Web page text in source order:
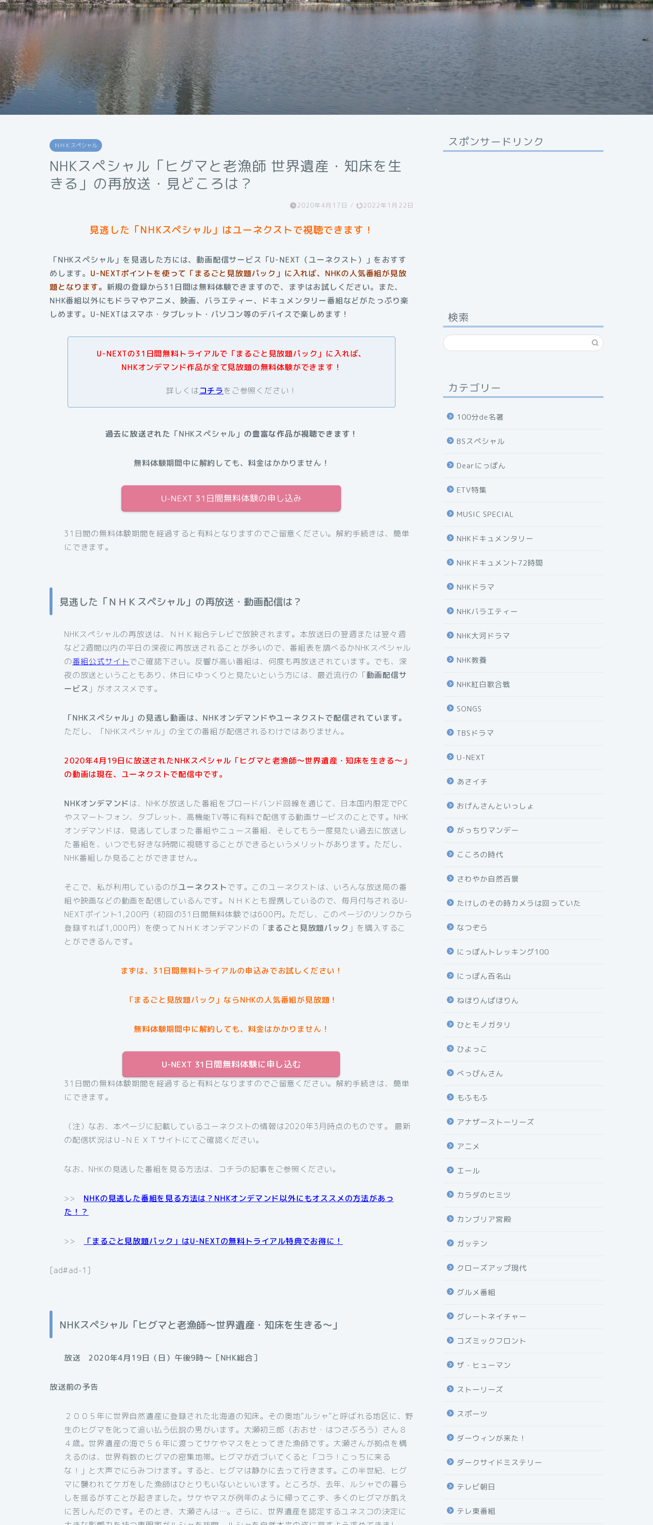
ＮＨＫスペシャル
NHKスペシャル「ヒグマと老漁師 世界遺産・知床を生
きる」の再放送・見どころは？
2020年4月17日 / 2022年1月22日
見逃した「NHKスペシャル」はユーネクストで視聴できます！
「NHKスペシャル」を見逃した方には、動画配信サービス「U-NEXT（ユーネクスト）」をおすす
めします。 U-NEXTポイントを使って「まるごと見放題パック」に入れば、NHKの人気番組が見放
題となります。 新規の登録から31日間は無料体験できますので、まずはお試しください。また、
NHK番組以外にもドラマやアニメ、映画、バラエティー、ドキュメンタリー番組などがたっぷり楽
しめます。 U-NEXTはスマホ・タブレット・パソコン等のデバイスで楽しめます！
U-NEXTの31日間無料トライアルで「まるごと見放題パック」に入れば、
NHKオンデマンド作品が全て見放題の無料体験ができます！
詳しくはコチラをご参照ください！
過去に放送された 「NHKスペシャル」 の豊富な作品が視聴できます！
無料体験期間中に解約しても、料金はかかりません！
U-NEXT 31日間無料体験の申し込み
31日間の無料体験期間を経過すると有料となりますのでご留意ください。解約手続きは、簡単
にできます。
見逃した「ＮＨＫスペシャル」の再放送・動画配信は？
NHKスペシャルの再放送は、ＮＨＫ総合テレビで放映されます。本放送日の翌週または翌々週
など2週間以内の平日の深夜に再放送されることが多いので、番組表を調べるかNHKスペシャル
の番組公式サイトでご確認下さい。反響が高い番組は、何度も再放送されています。でも、深
夜の放送ということもあり、休日にゆっくりと見たいという方には、最近流行の「動画配信サ
ービス 」がオススメです。
「NHKスペシャル」の見逃し動画は、NHKオンデマンドやユーネクストで配信されています。
ただし、「NHKスペシャル」の全ての番組が配信されるわけではありません。
2020年4月19日に放送されたNHKスペシャル「ヒグマと老漁師～世界遺産・知床を生きる～」
の動画は現在、ユーネクストで配信中です。
NHKオンデマンド は、NHKが放送した番組をブロードバンド回線を通じて、日本国内限定でPC
やスマートフォン、タブレット、高機能TV等に有料で配信する動画サービスのことです。NHK
オンデマンドは、見逃してしまった番組やニュース番組、そしてもう一度見たい過去に放送し
た番組を、いつでも好きな時間に視聴することができるというメリットがあります。ただし、
NHK番組しか見ることができません。
そこで、私が利用しているのがユーネクストです。このユーネクストは、いろんな放送局の番
組や映画などの動画を配信しているんです。ＮＨＫとも提携しているので、毎月付与されるU-
NEXTポイント1,200円（初回の31日間無料体験では600円。ただし、このページのリンクから
登録すれば1,000円）を使ってＮＨＫオンデマンドの「まるごと見放題パック 」を購入するこ
とができるんです。
まずは、31日間無料トライアルの申込みでお試しください！
「まるごと見放題パック」ならNHKの人気番組が見放題！
無料体験期間中に解約しても、料金はかかりません！
U-NEXT 31日間無料体験に申し込む
31日間の無料体験期間を経過すると有料となりますのでご留意ください。解約手続きは、簡単
にできます。
（注）なお、本ページに記載しているユーネクストの情報は2020年3月時点のものです。 最新
の配信状況はＵ-ＮＥＸＴサイトにてご確認ください。
なお、NHKの見逃した番組を見る方法は、コチラの記事をご参照ください。
>> NHKの見逃した番組を見る方法は？NHKオンデマンド以外にもオススメの方法があっ
た！？
>> 「まるごと見放題パック」はU-NEXTの無料トライアル特典でお得に！
[ad#ad-1]
NHKスペシャル「ヒグマと老漁師～世界遺産・知床を生きる～」
放送 2020年4月19日（日）午後9時〜［NHK総合］
放送前の予告
２００５年に世界自然遺産に登録された北海道の知床。その奥地“ルシャ”と呼ばれる地区に、野
生のヒグマを叱って追い払う伝説の男がいます。大瀬初三郎（おおせ・はつさぶろう）さん８
４歳。世界遺産の海で５６年に渡ってサケやマスをとってきた漁師です。大瀬さんが拠点を構
えるのは、世界有数のヒグマの密集地帯。ヒグマが近づいてくると「コラ！こっちに来る
な！」と大声でにらみつけます。すると、ヒグマは静かに去って行きます。この半世紀、ヒグ
マに襲われてケガをした漁師はひとりもいないといいます。ところが、去年、ルシャでの暮ら
しを揺るがすことが起きました。サケやマスが例年のように帰ってこず、多くのヒグマが飢え
に苦しんだのです。そのとき、大瀬さんは…。さらに、世界遺産を認定するユネスコの決定に
スポンサードリンク
検索
カテゴリー
100分de名著
BSスペシャル
Dearにっぽん
ETV特集
MUSIC SPECIAL
NHKドキュメンタリー
NHKドキュメント72時間
NHKドラマ
NHKバラエティー
NHK大河ドラマ
NHK教養
NHK紅白歌合戦
SONGS
TBSドラマ
U-NEXT
あさイチ
おげんさんといっしょ
がっちりマンデー
こころの時代
さわやか自然百景
たけしのその時カメラは回っていた
なつぞら
にっぽんトレッキング100
にっぽん百名山
ねほりんぱほりん
ひとモノガタリ
ひよっこ
べっぴんさん
もふもふ
アナザーストーリーズ
アニメ
エール
カラダのヒミツ
カンブリア宮殿
ガッテン
クローズアップ現代
グルメ番組
グレートネイチャー
コズミックフロント
ザ・ヒューマン
ストーリーズ
スポーツ
ダーウィンが来た！
ダークサイドミステリー
テレビ朝日
テレ東番組